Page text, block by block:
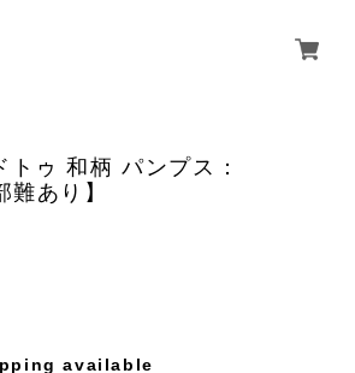
ゥ 和柄 パンプス：
あり】
available